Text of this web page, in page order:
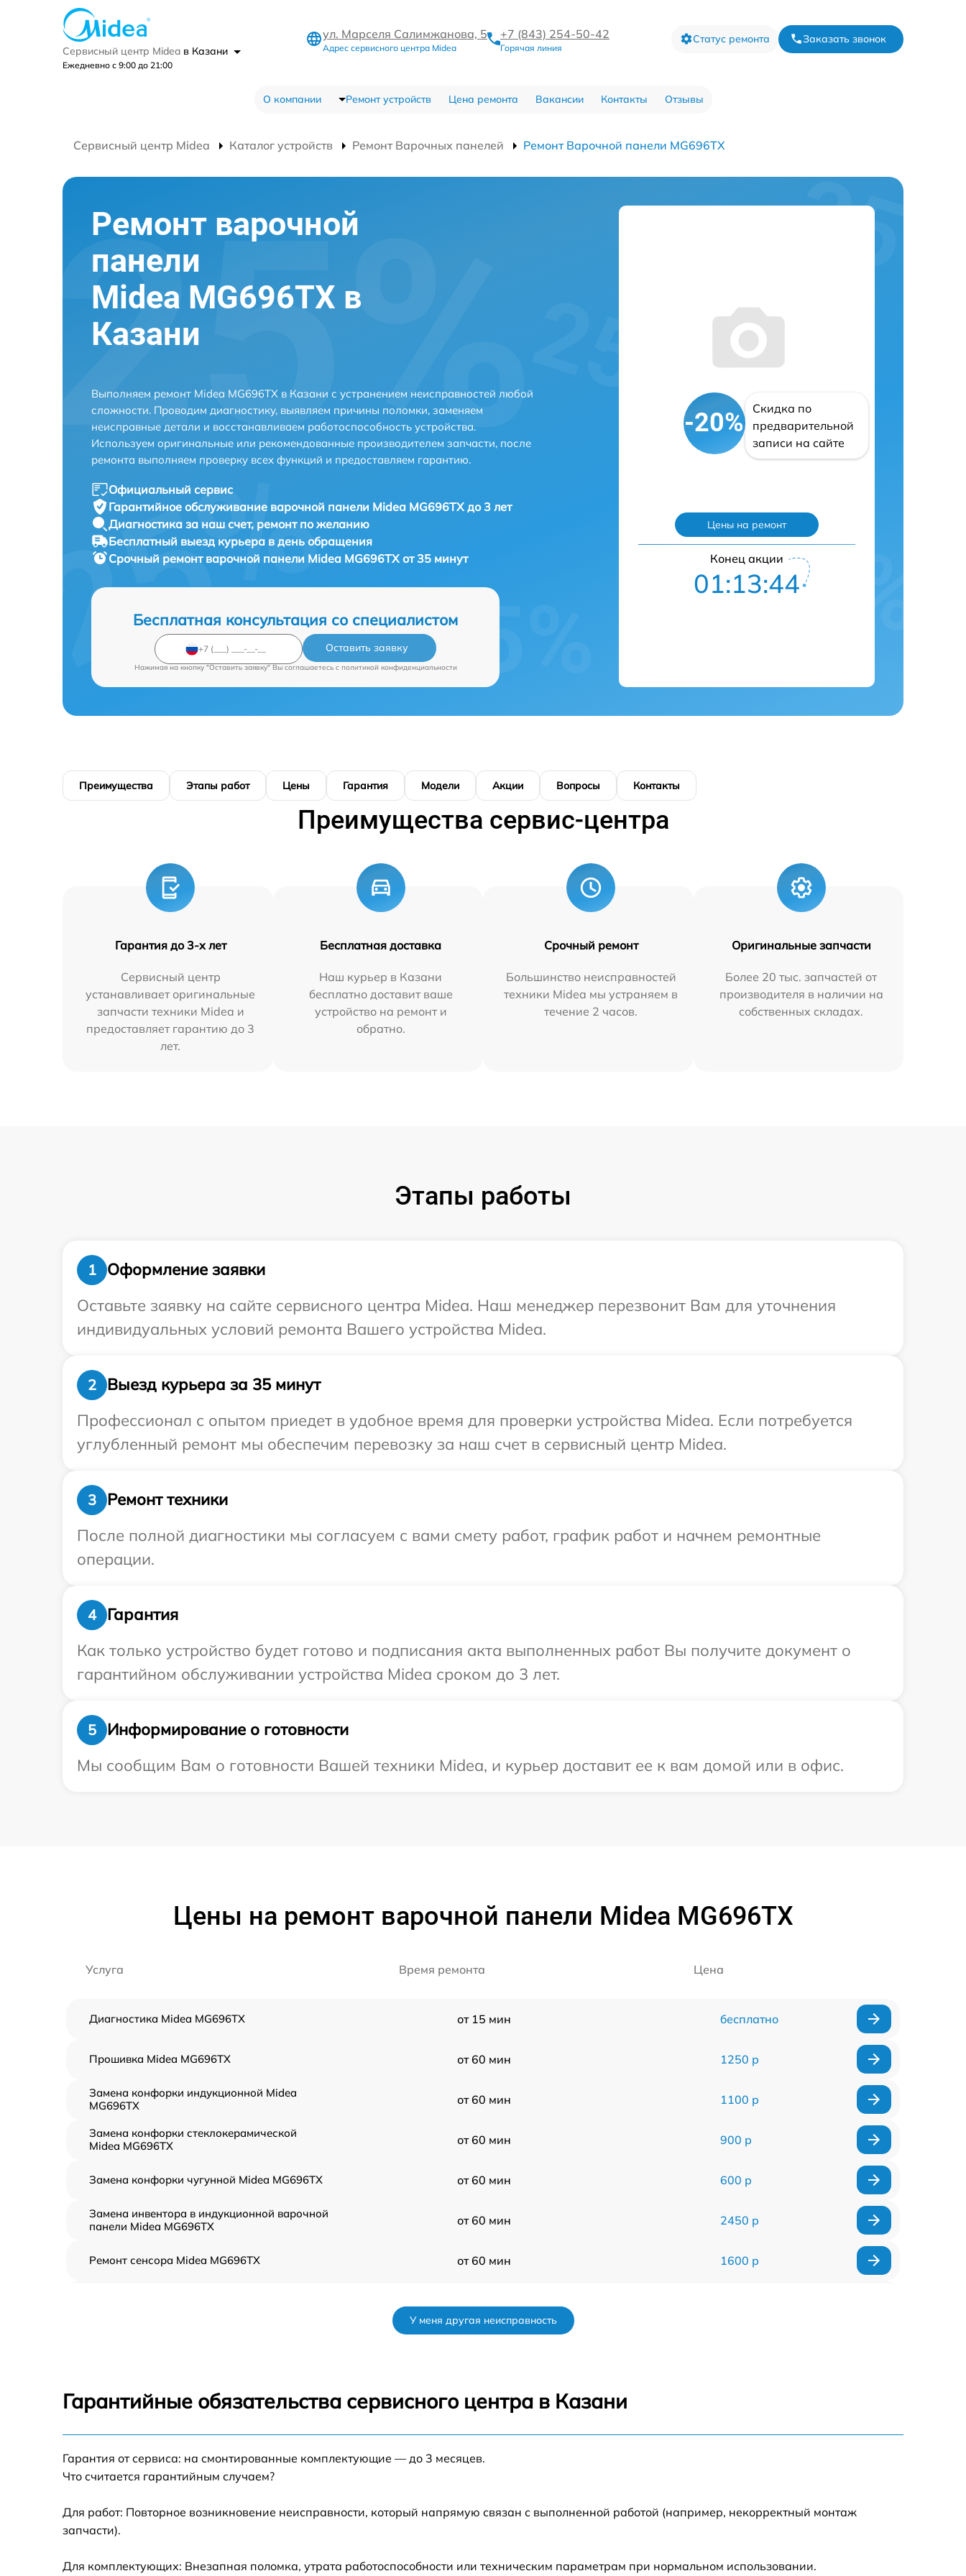
Сервисный центр Midea в Казани
Ежедневно с 9:00 до 21:00
ул. Марселя Салимжанова, 5
Адрес сервисного центра Midea
+7 (843) 254-50-42
Горячая линия
Статус ремонта Заказать звонок
О компании Ремонт устройств Цена ремонта Вакансии Контакты Отзывы
Сервисный центр Midea Каталог устройств Ремонт Варочных панелей Ремонт Варочной панели MG696TX
Ремонт варочной
панели
Midea MG696TX в
Казани
Выполняем ремонт Midea MG696TX в Казани с устранением неисправностей любой
сложности. Проводим диагностику, выявляем причины поломки, заменяем
неисправные детали и восстанавливаем работоспособность устройства.
Используем оригинальные или рекомендованные производителем запчасти, после
ремонта выполняем проверку всех функций и предоставляем гарантию.
Официальный сервис
Гарантийное обслуживание варочной панели Midea MG696TX до 3 лет
Диагностика за наш счет, ремонт по желанию
Бесплатный выезд курьера в день обращения
Срочный ремонт варочной панели Midea MG696TX от 35 минут
Бесплатная консультация со специалистом
Оставить заявку
Нажимая на кнопку "Оставить заявку" Вы соглашаетесь c политикой конфиденциальности
-20%
Скидка по
предварительной
записи на сайте
Цены на ремонт
Конец акции
01:13:43
Преимущества Этапы работ Цены Гарантия Модели Акции Вопросы Контакты
Преимущества сервис-центра
Гарантия до 3-х лет
Сервисный центр
устанавливает оригинальные
запчасти техники Midea и
предоставляет гарантию до 3
лет.
Бесплатная доставка
Наш курьер в Казани
бесплатно доставит ваше
устройство на ремонт и
обратно.
Срочный ремонт
Большинство неисправностей
техники Midea мы устраняем в
течение 2 часов.
Оригинальные запчасти
Более 20 тыс. запчастей от
производителя в наличии на
собственных складах.
Этапы работы
1
Оформление заявки
Оставьте заявку на сайте сервисного центра Midea. Наш менеджер перезвонит Вам для уточнения
индивидуальных условий ремонта Вашего устройства Midea.
2
Выезд курьера за 35 минут
Профессионал с опытом приедет в удобное время для проверки устройства Midea. Если потребуется
углубленный ремонт мы обеспечим перевозку за наш счет в сервисный центр Midea.
3
Ремонт техники
После полной диагностики мы согласуем с вами смету работ, график работ и начнем ремонтные
операции.
4
Гарантия
Как только устройство будет готово и подписания акта выполненных работ Вы получите документ о
гарантийном обслуживании устройства Midea сроком до 3 лет.
5
Информирование о готовности
Мы сообщим Вам о готовности Вашей техники Midea, и курьер доставит ее к вам домой или в офис.
Цены на ремонт варочной панели Midea MG696TX
Услуга Время ремонта Цена
Диагностика Midea MG696TX от 15 мин бесплатно
Прошивка Midea MG696TX от 60 мин 1250 р
Замена конфорки индукционной Midea
MG696TX
от 60 мин 1100 р
Замена конфорки стеклокерамической
Midea MG696TX
от 60 мин 900 р
Замена конфорки чугунной Midea MG696TX от 60 мин 600 р
Замена инвентора в индукционной варочной
панели Midea MG696TX
от 60 мин 2450 р
Ремонт сенсора Midea MG696TX от 60 мин 1600 р
Замена сенсора Midea MG696TX от 60 мин
У меня другая неисправность
Гарантийные обязательства сервисного центра в Казани
Гарантия от сервиса: на смонтированные комплектующие — до 3 месяцев.
Что считается гарантийным случаем?
Для работ: Повторное возникновение неисправности, который напрямую связан с выполненной работой (например, некорректный монтаж
запчасти).
Для комплектующих: Внезапная поломка, утрата работоспособности или техническим параметрам при нормальном использовании.